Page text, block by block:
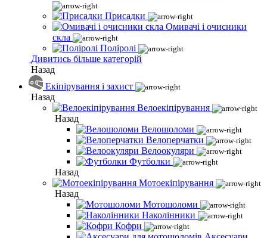
Присадки
Омивачі і очисники
скла
Поліролі
Дивитись більше категорій
Назад
Екіпірування і захист
Назад
Велоекіпірування
Назад
Велошоломи
Велоперчатки
Велоокуляри
Футболки
Назад
Мотоекіпірування
Назад
Мотошоломи
Наколінники
Кофри